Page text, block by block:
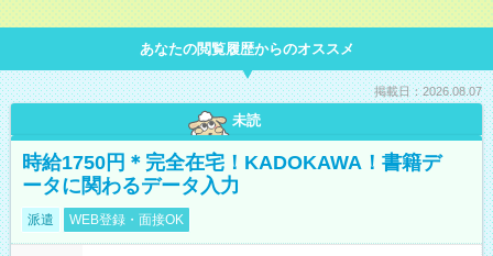
あなたの閲覧履歴からのオススメ
掲載日：2026.08.07
未読
時給1750円＊完全在宅！KADOKAWA！書籍デ
ータに関わるデータ入力
派遣 WEB登録・面接OK